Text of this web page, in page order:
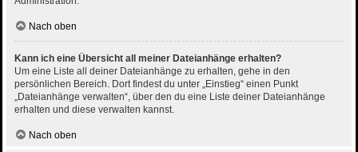
Nach oben
Kann ich eine Übersicht all meiner Dateianhänge erhalten?
Um eine Liste all deiner Dateianhänge zu erhalten, gehe in den
persönlichen Bereich. Dort findest du unter „Einstieg“ einen Punkt
„Dateianhänge verwalten“, über den du eine Liste deiner Dateianhänge
erhalten und diese verwalten kannst.
Nach oben